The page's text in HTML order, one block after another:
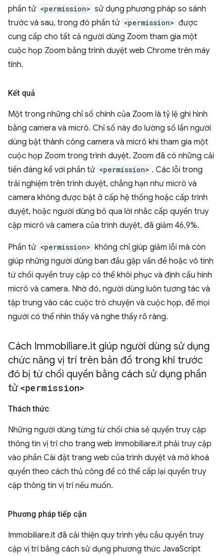
phần tử <permission> sử dụng phương pháp so sánh
trước và sau, trong đó phần tử <permission> được
cung cấp cho tất cả người dùng Zoom tham gia một
cuộc họp Zoom bằng trình duyệt web Chrome trên máy
tính.
Kết quả
Một trong những chỉ số chính của Zoom là tỷ lệ ghi hình
bằng camera và micrô. Chỉ số này đo lường số lần người
dùng bật thành công camera và micrô khi tham gia một
cuộc họp Zoom trong trình duyệt. Zoom đã có những cải
tiến đáng kể với phần tử <permission> . Các lỗi trong
trải nghiệm trên trình duyệt, chẳng hạn như micrô và
camera không được bật ở cấp hệ thống hoặc cấp trình
duyệt, hoặc người dùng bỏ qua lời nhắc cấp quyền truy
cập micrô và camera của trình duyệt, đã giảm 46,9%.
Phần tử <permission> không chỉ giúp giảm lỗi mà còn
giúp những người dùng ban đầu gặp vấn đề hoặc vô tình
từ chối quyền truy cập có thể khôi phục và định cấu hình
micrô và camera. Nhờ đó, người dùng luôn tương tác và
tập trung vào các cuộc trò chuyện và cuộc họp, để mọi
người có thể nhìn thấy và nghe thấy rõ ràng.
Cách Immobiliare.it giúp người dùng sử dụng
chức năng vị trí trên bản đồ trong khi trước
đó bị từ chối quyền bằng cách sử dụng phần
tử <permission>
Thách thức
Những người dùng từng từ chối chia sẻ quyền truy cập
thông tin vị trí cho trang web Immobiliare.it phải truy cập
vào phần Cài đặt trang web của trình duyệt và mở khoá
quyền theo cách thủ công để có thể cấp lại quyền truy
cập thông tin vị trí nếu muốn.
Phương pháp tiếp cận
Immobiliare.it đã cải thiện quy trình yêu cầu quyền truy
cập vị trí bằng cách sử dụng phương thức JavaScript